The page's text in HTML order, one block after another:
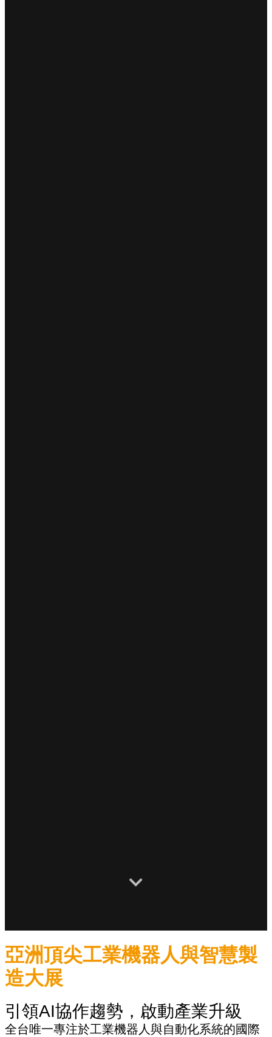
亞洲頂尖工業機器人與智慧製
造大展
引領AI協作趨勢，啟動產業升級
全台唯一專注於工業機器人與自動化系統的國際